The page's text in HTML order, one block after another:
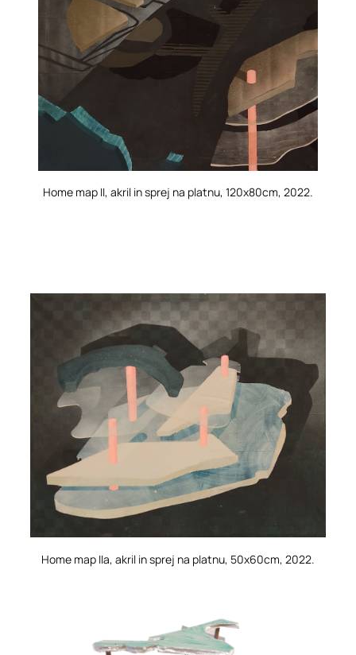
Home map II, akril in sprej na platnu, 120x80cm, 2022.
Home map IIa, akril in sprej na platnu, 50x60cm, 2022.